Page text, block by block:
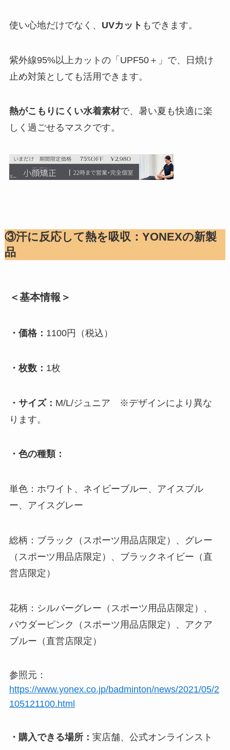
使い心地だけでなく、 UVカット もできます。
紫外線95%以上カットの「UPF50＋」で、日焼け
止め対策としても活用できます。
熱がこもりにくい水着素材で、暑い夏も快適に楽
しく過ごせるマスクです。
③汗に反応して熱を吸収：YONEXの新製
品
＜基本情報＞
・価格： 1100円（税込）
・枚数： 1枚
・サイズ： M/L/ジュニア ※デザインにより異な
ります。
・色の種類：
単色：ホワイト、ネイビーブルー、アイスブル
ー、アイスグレー
総柄：ブラック（スポーツ用品店限定）、グレー
（スポーツ用品店限定）、ブラックネイビー（直
営店限定）
花柄：シルバーグレー（スポーツ用品店限定）、
パウダーピンク（スポーツ用品店限定）、アクア
ブルー（直営店限定）
参照元：
https://www.yonex.co.jp/badminton/news/2021/05/2
105121100.html
・購入できる場所： 実店舗、公式オンラインスト